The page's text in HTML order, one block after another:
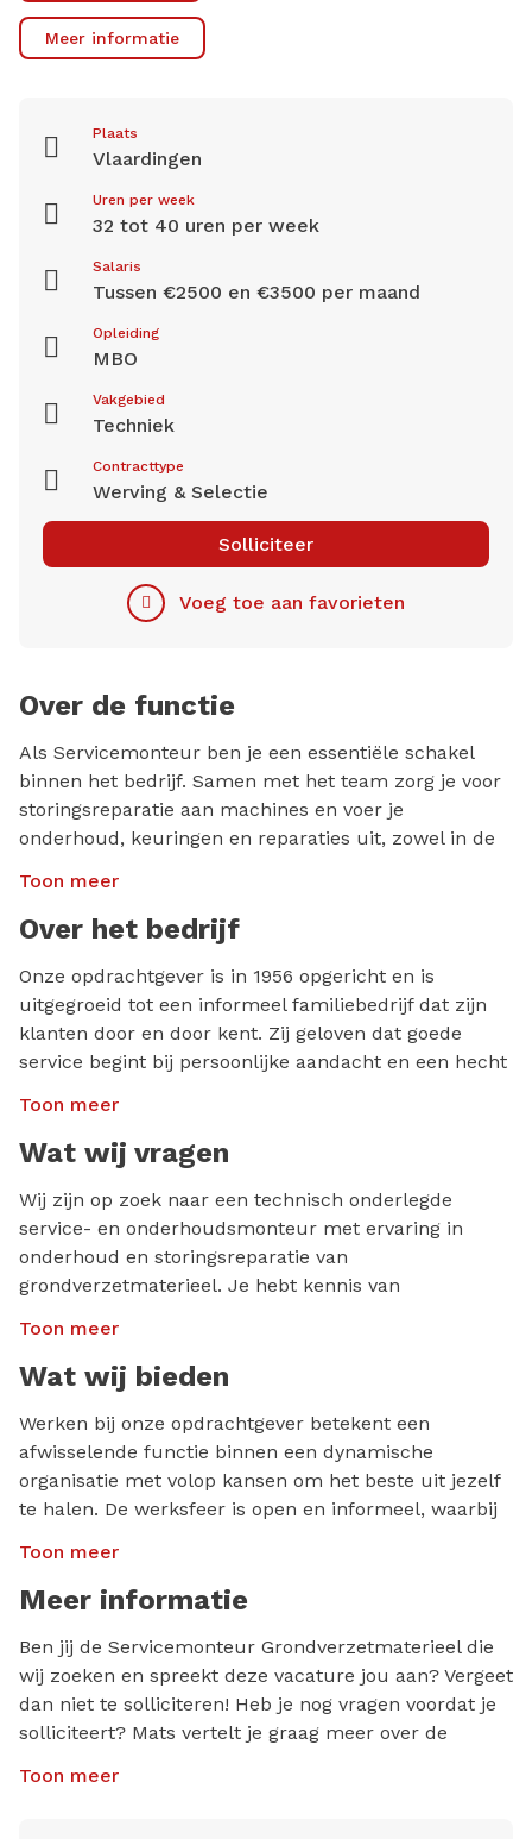
Meer informatie
Plaats
Vlaardingen
Uren per week
32 tot 40 uren per week
Salaris
Tussen €2500 en €3500 per maand
Opleiding
MBO
Vakgebied
Techniek
Contracttype
Werving & Selectie
Solliciteer
Voeg toe aan favorieten
Over de functie
Als Servicemonteur ben je een essentiële schakel
binnen het bedrijf. Samen met het team zorg je voor
storingsreparatie aan machines en voer je
onderhoud, keuringen en reparaties uit, zowel in de
taken:
Het uitvoeren van onderhoudsbeurten;
Het oplossen van storingen;
Het klaarmaken van nieuwe machines;
Het opbouwen van extra functies op nieuwe
Het verhuurklaar maken van machines.
Toon meer
Over het bedrijf
Onze opdrachtgever is in 1956 opgericht en is
uitgegroeid tot een informeel familiebedrijf dat zijn
klanten door en door kent. Zij geloven dat goede
service begint bij persoonlijke aandacht en een hecht
doel: als klant zorgen zij voor jou en je machine,
zodat je zorgeloos een Kubota kunt kopen of huren.
Toon meer
Wat wij vragen
Wij zijn op zoek naar een technisch onderlegde
service- en onderhoudsmonteur met ervaring in
onderhoud en storingsreparatie van
grondverzetmaterieel. Je hebt kennis van
elektrotechniek. Verder zoeken wij iemand met:
Minimaal afgeronde technische LBO+ of mbo-
opleiding;
Minimaal 4 jaar werkervaring in de techniek, bij
voorkeur met grondverzetmaterieel;
Affiniteit met graafmachines;
Goede beheersing van de Nederlandse taal, zowel
in woord als geschrift;
Zelfstandige, flexibele en enthousiaste
werkhouding;
Bij voorkeur een BE rijbewijs;
Toon meer
Wat wij bieden
Werken bij onze opdrachtgever betekent een
afwisselende functie binnen een dynamische
organisatie met volop kansen om het beste uit jezelf
te halen. De werksfeer is open en informeel, waarbij
bieden:
Een marktconform salaris;
Een ambitieuze werkomgeving waarin jij je kennis
kunt delen en verder kunt ontwikkelen;
(Interne) opleidingen en trainingen op onze eigen
locatie;
Werken met topmerken en enthousiaste collega’s;
Toon meer
Meer informatie
Ben jij de Servicemonteur Grondverzetmaterieel die
wij zoeken en spreekt deze vacature jou aan? Vergeet
dan niet te solliciteren! Heb je nog vragen voordat je
solliciteert? Mats vertelt je graag meer over de
3182840 of jobs@redrecruitment.nl
Toon meer